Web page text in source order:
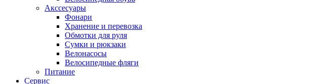
Акссесуары
Фонари
Хранение и перевозка
Обмотки для руля
Сумки и рюкзаки
Велонасосы
Велосипедные фляги
Питание
Сервис